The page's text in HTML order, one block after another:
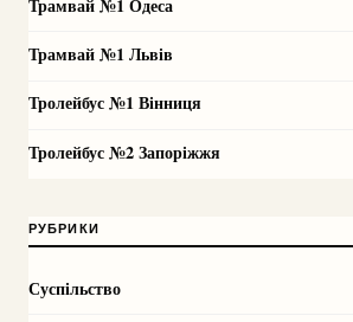
Трамвай №1 Львів
Тролейбус №1 Вінниця
Тролейбус №2 Запоріжжя
РУБРИКИ
Суспільство